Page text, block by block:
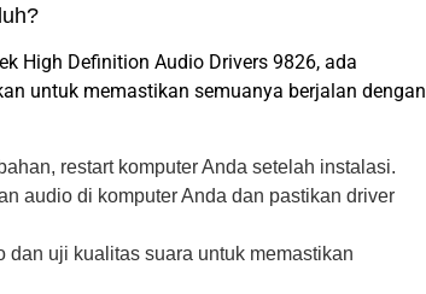
High Definition Audio Drivers 9826, ada
untuk memastikan semuanya berjalan dengan
restart komputer Anda setelah instalasi.
audio di komputer Anda dan pastikan driver
dan uji kualitas suara untuk memastikan